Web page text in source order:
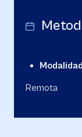
Remota